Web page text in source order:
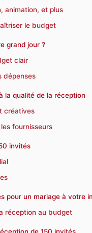
animation, et plus
le budget
grand jour ?
clair
dépenses
la qualité de la réception
créatives
fournisseurs
invités
pour un mariage à votre
réception au budget